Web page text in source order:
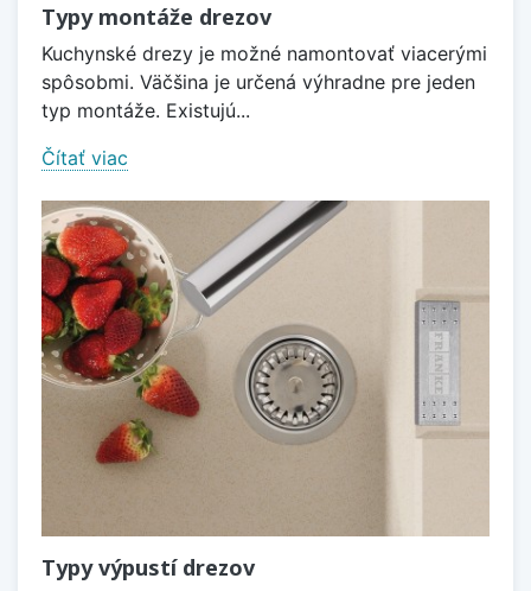
Typy montáže drezov
Kuchynské drezy je možné namontovať viacerými
spôsobmi. Väčšina je určená výhradne pre jeden
typ montáže. Existujú...
Čítať viac
Typy výpustí drezov